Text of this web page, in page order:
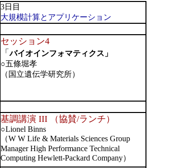
3日目
大規模計算とアプリケーション
セッション4
「バイオインフォマティクス」
○五條堀孝
（国立遺伝学研究所）
基調講演 III （協賛/ランチ）
○Lionel Binns
（W W Life & Materials Sciences Group
Manager High Performance Technical
Computing Hewlett-Packard Company）